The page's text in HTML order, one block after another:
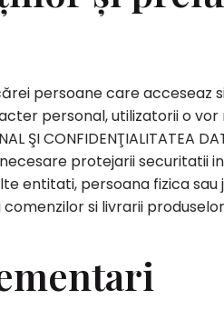
persoane care
personal, utilizatorii o
ŞI
necesare protejarii
entitati, persoana fizica
si livrarii